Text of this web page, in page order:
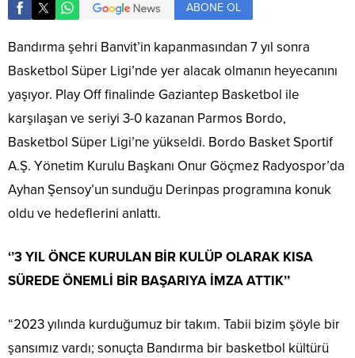
ABONE OL
Bandırma şehri Banvit’in kapanmasından 7 yıl sonra
Basketbol Süper Ligi’nde yer alacak olmanın heyecanını
yaşıyor. Play Off finalinde Gaziantep Basketbol ile
karşılaşan ve seriyi 3-0 kazanan Parmos Bordo,
Basketbol Süper Ligi’ne yükseldi. Bordo Basket Sportif
A.Ş. Yönetim Kurulu Başkanı Onur Göçmez Radyospor’da
Ayhan Şensoy’un sunduğu Derinpas programına konuk
oldu ve hedeflerini anlattı.
‘’3 YIL ÖNCE KURULAN BİR KULÜP OLARAK KISA
SÜREDE ÖNEMLİ BİR BAŞARIYA İMZA ATTIK’’
“2023 yılında kurduğumuz bir takım. Tabii bizim şöyle bir
şansımız vardı; sonuçta Bandırma bir basketbol kültürü